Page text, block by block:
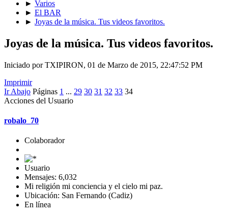
► Varios
► El BAR
► Joyas de la música. Tus videos favoritos.
Joyas de la música. Tus videos favoritos.
Iniciado por TXIPIRON, 01 de Marzo de 2015, 22:47:52 PM
Imprimir
Ir Abajo Páginas 1 ... 29 30 31 32 33 34
Acciones del Usuario
robalo_70
Colaborador
Usuario
Mensajes: 6,032
Mi religión mi conciencia y el cielo mi paz.
Ubicación: San Fernando (Cadiz)
En línea